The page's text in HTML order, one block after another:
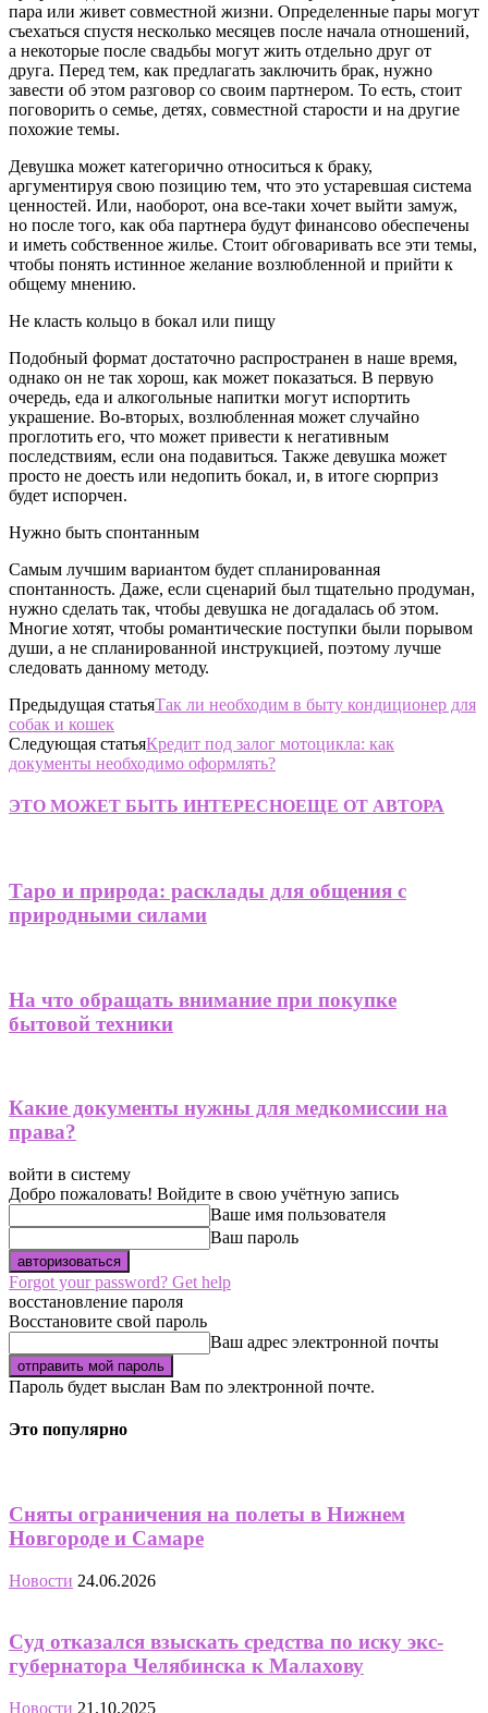
пара или живет совместной жизни. Определенные пары могут
съехаться спустя несколько месяцев после начала отношений,
а некоторые после свадьбы могут жить отдельно друг от
друга. Перед тем, как предлагать заключить брак, нужно
завести об этом разговор со своим партнером. То есть, стоит
поговорить о семье, детях, совместной старости и на другие
похожие темы.
Девушка может категорично относиться к браку,
аргументируя свою позицию тем, что это устаревшая система
ценностей. Или, наоборот, она все-таки хочет выйти замуж,
но после того, как оба партнера будут финансово обеспечены
и иметь собственное жилье. Стоит обговаривать все эти темы,
чтобы понять истинное желание возлюбленной и прийти к
общему мнению.
Не класть кольцо в бокал или пищу
Подобный формат достаточно распространен в наше время,
однако он не так хорош, как может показаться. В первую
очередь, еда и алкогольные напитки могут испортить
украшение. Во-вторых, возлюбленная может случайно
проглотить его, что может привести к негативным
последствиям, если она подавиться. Также девушка может
просто не доесть или недопить бокал, и, в итоге сюрприз
будет испорчен.
Нужно быть спонтанным
Самым лучшим вариантом будет спланированная
спонтанность. Даже, если сценарий был тщательно продуман,
нужно сделать так, чтобы девушка не догадалась об этом.
Многие хотят, чтобы романтические поступки были порывом
души, а не спланированной инструкцией, поэтому лучше
следовать данному методу.
Предыдущая статьяТак ли необходим в быту кондиционер для
собак и кошек
Следующая статьяКредит под залог мотоцикла: как
документы необходимо оформлять?
ЭТО МОЖЕТ БЫТЬ ИНТЕРЕСНОЕЩЕ ОТ АВТОРА
Таро и природа: расклады для общения с
природными силами
На что обращать внимание при покупке
бытовой техники
Какие документы нужны для медкомиссии на
права?
войти в систему
Добро пожаловать! Войдите в свою учётную запись
Ваше имя пользователя
Ваш пароль
Forgot your password? Get help
восстановление пароля
Восстановите свой пароль
Ваш адрес электронной почты
Пароль будет выслан Вам по электронной почте.
Это популярно
Сняты ограничения на полеты в Нижнем
Новгороде и Самаре
Новости 24.06.2026
Суд отказался взыскать средства по иску экс-
губернатора Челябинска к Малахову
Новости 21.10.2025